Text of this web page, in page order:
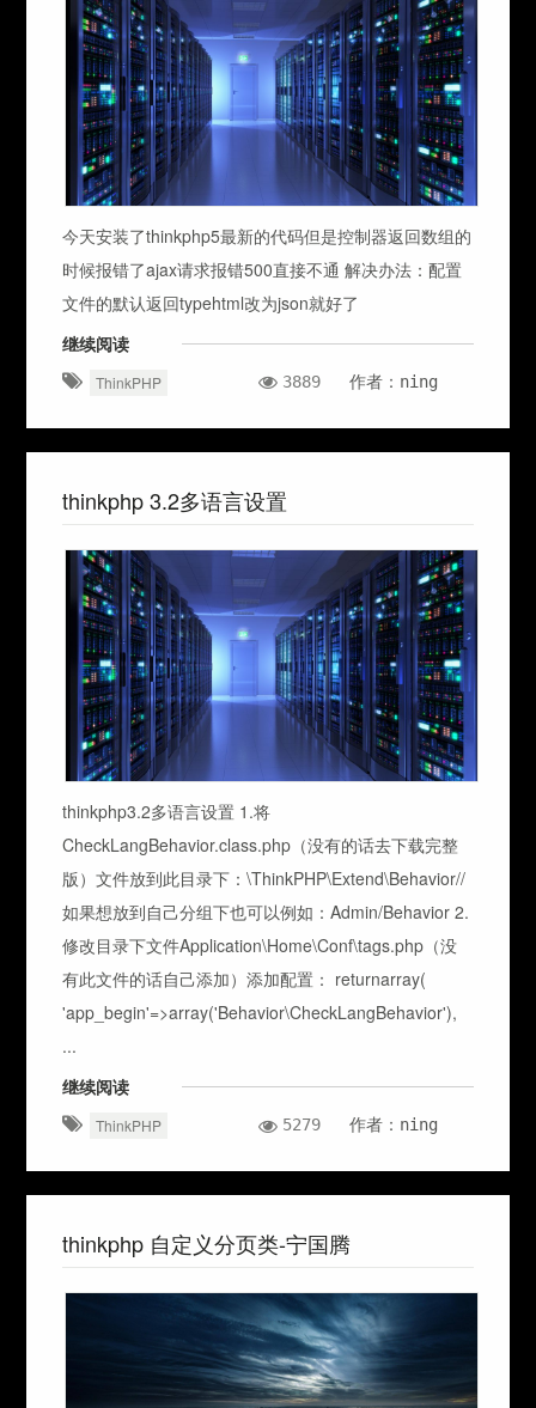
今天安装了thinkphp5最新的代码但是控制器返回数组的
时候报错了ajax请求报错500直接不通 解决办法：配置
文件的默认返回typehtml改为json就好了
继续阅读
ThinkPHP 3889 作者：ning
thinkphp 3.2多语言设置
thinkphp3.2多语言设置 1.将
CheckLangBehavior.class.php（没有的话去下载完整
版）文件放到此目录下：\ThinkPHP\Extend\Behavior//
如果想放到自己分组下也可以例如：Admin/Behavior 2.
修改目录下文件Application\Home\Conf\tags.php（没
有此文件的话自己添加）添加配置： returnarray(
'app_begin'=>array('Behavior\CheckLangBehavior'),
...
继续阅读
ThinkPHP 5279 作者：ning
thinkphp 自定义分页类-宁国腾